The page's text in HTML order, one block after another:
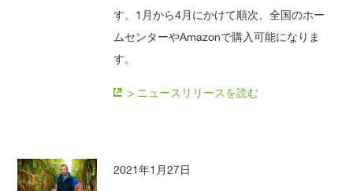
す。1月から4月にかけて順次、全国のホー
ムセンターやAmazonで購入可能になりま
す。
> ニュースリリースを読む
2021年1月27日